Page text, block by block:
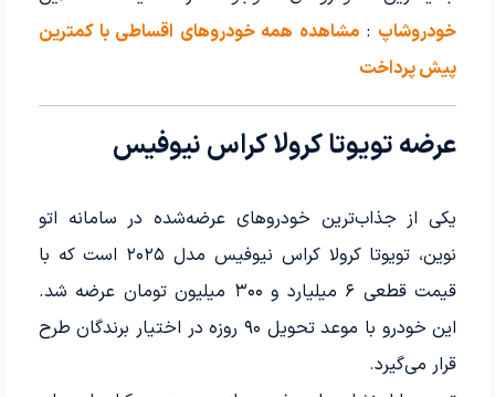
خودروشاپ :مشاهده همه خودروهای اقساطی با کمترین
پیش پرداخت
عرضه تویوتا کرولا کراس نیوفیس
یکی از جذاب‌ترین خودروهای عرضه‌شده در سامانه اتو
نوین، تویوتا کرولا کراس نیوفیس مدل ۲۰۲۵ است که با
قیمت قطعی ۶ میلیارد و ۳۰۰ میلیون تومان عرضه شد.
این خودرو با موعد تحویل ۹۰ روزه در اختیار برندگان طرح
قرار می‌گیرد.